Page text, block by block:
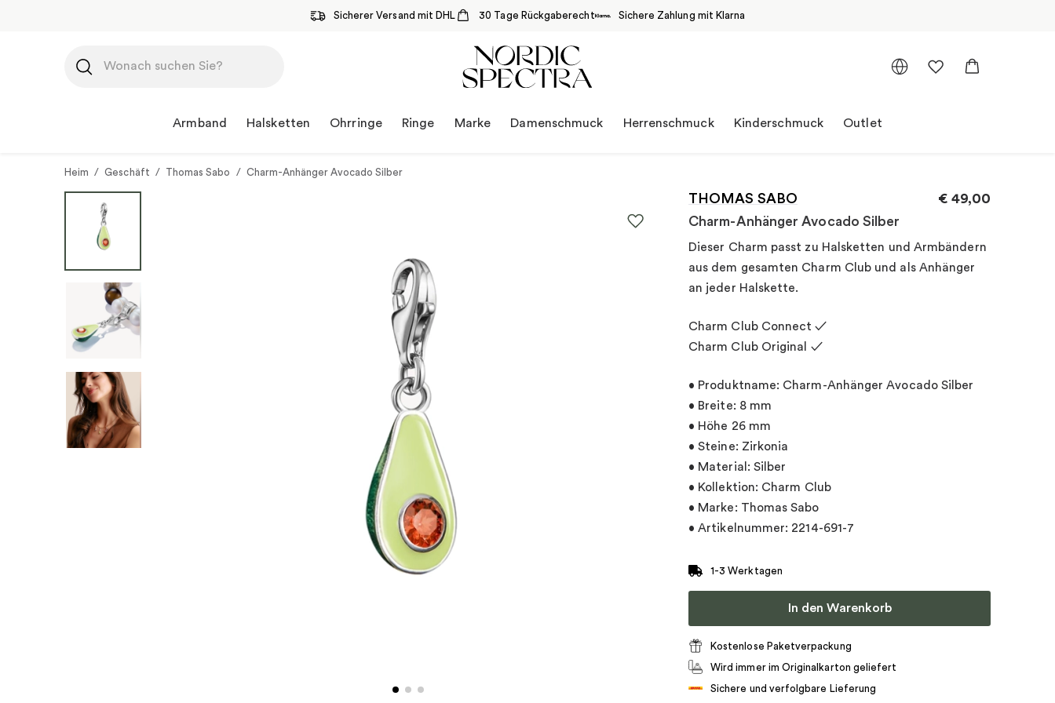
Sicherer Versand mit DHL 30 Tage Rückgaberecht Sichere Zahlung mit Klarna
Inhalt
springen
Armband Halsketten Ohrringe Ringe Marke Damenschmuck Herrenschmuck Kinderschmuck Outlet
Heim / Geschäft / Thomas Sabo / Charm-Anhänger Avocado Silber
THOMAS SABO
Charm-Anhänger Avocado Silber
€ 49,00
Dieser Charm passt zu Halsketten und Armbändern
aus dem gesamten Charm Club und als Anhänger
an jeder Halskette.
Charm Club Connect ✓
Charm Club Original ✓
• Produktname: Charm-Anhänger Avocado Silber
• Breite: 8 mm
• Höhe 26 mm
• Steine: Zirkonia
• Material: Silber
• Kollektion: Charm Club
• Marke: Thomas Sabo
• Artikelnummer: 2214-691-7
1-3 Werktagen
In den Warenkorb
Kostenlose Paketverpackung
Wird immer im Originalkarton geliefert
Sichere und verfolgbare Lieferung